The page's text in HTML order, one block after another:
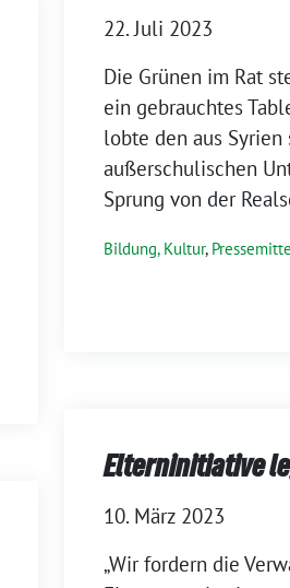
22. Juli 2023
Die Grünen im Rat
ein gebrauchtes
lobte den aus
außerschulischen
Sprung von der
Bildung, Kultur,
Elterninitiative
10. März 2023
„Wir fordern die